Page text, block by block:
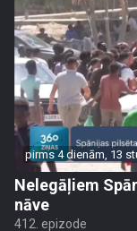
pirms 4 dienām, 13
Nelegāļiem
nāve
412. epizode